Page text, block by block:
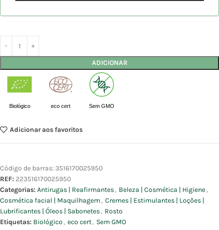
ADICIONAR
Biológico eco cert Sem GMO
Adicionar aos favoritos
Código de barras: 3516170025950
REF: 223516170025950
Categorias: Antirugas | Reafirmantes, Beleza | Cosmética | Higiene,
Cosmética facial | Maquilhagem , Cremes | Estimulantes | Loções |
Lubrificantes | Óleos | Sabonetes, Rosto
Etiquetas: Biológico , eco cert, Sem GMO